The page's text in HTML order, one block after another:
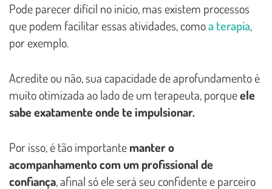
Pode parecer difícil no início, mas existem processos
que podem facilitar essas atividades, comoa terapia,
por exemplo.
Acredite ou não, sua capacidade de aprofundamento é
muito otimizada ao lado de um terapeuta, porqueele
sabe exatamente onde te impulsionar.
Por isso, é tão importantemanter o
acompanhamento com um profissional de
confiança, afinal só ele será seu confidente e parceiro